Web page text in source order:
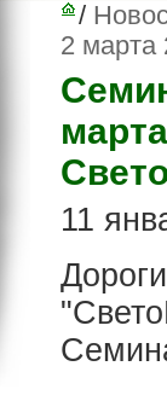
/
2 марта
11